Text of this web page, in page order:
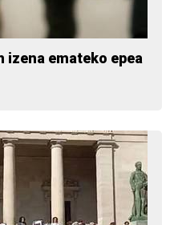
emateko epea